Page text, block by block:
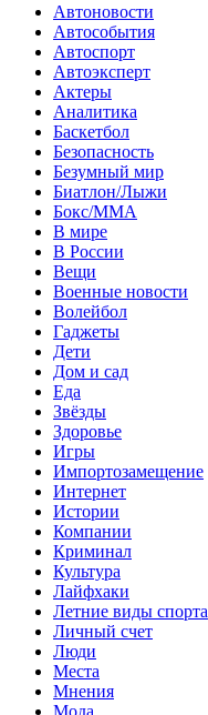
Автоновости
Автособытия
Автоспорт
Автоэксперт
Актеры
Аналитика
Баскетбол
Безопасность
Безумный мир
Биатлон/Лыжи
Бокс/MMA
В мире
В России
Вещи
Военные новости
Волейбол
Гаджеты
Дети
Дом и сад
Еда
Звёзды
Здоровье
Игры
Импортозамещение
Интернет
Истории
Компании
Криминал
Культура
Лайфхаки
Летние виды спорта
Личный счет
Люди
Места
Мнения
Мода